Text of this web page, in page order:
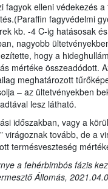
fagyok elleni védekezés
fagyvédelmi
kb. -4 C-ig hatásosak
nagyobb
hogy a
mértéke összeadódott.
meghatározott
– az ültetvényekben
lesz látható.
időszakban, vagy a
virágoznak tovább, de a
termésveszteség
a fehérbimbós fázis
Állomás,